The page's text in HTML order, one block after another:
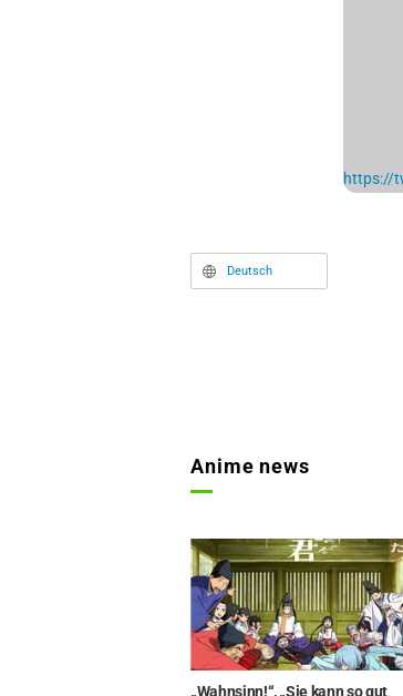
https://
Deutsch
Anime news
„Wahnsinn!“, „Sie kann so gut